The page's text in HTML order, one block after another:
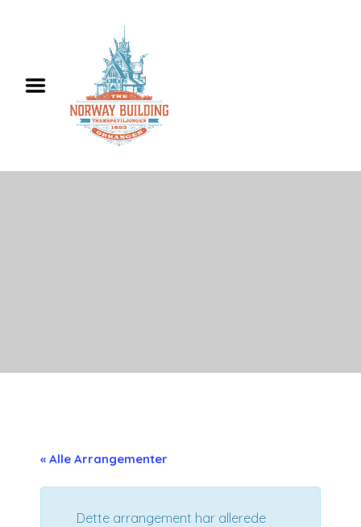
« Alle Arrangementer
Dette arrangement har allerede
Utleie